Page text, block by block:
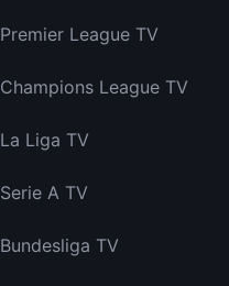
Premier League TV
Champions League TV
La Liga TV
Serie A TV
Bundesliga TV